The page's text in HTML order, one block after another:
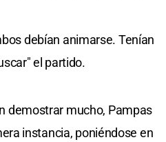
debían animarse. Tenían
el partido.
demostrar mucho, Pampas
instancia, poniéndose en